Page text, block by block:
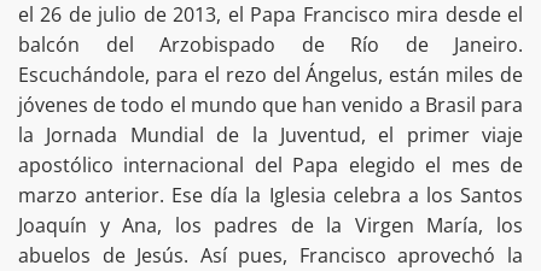
el 26 de julio de 2013, el Papa Francisco mira desde el
balcón del Arzobispado de Río de Janeiro.
Escuchándole, para el rezo del Ángelus, están miles de
jóvenes de todo el mundo que han venido a Brasil para
la Jornada Mundial de la Juventud, el primer viaje
apostólico internacional del Papa elegido el mes de
marzo anterior. Ese día la Iglesia celebra a los Santos
Joaquín y Ana, los padres de la Virgen María, los
abuelos de Jesús. Así pues, Francisco aprovechó la